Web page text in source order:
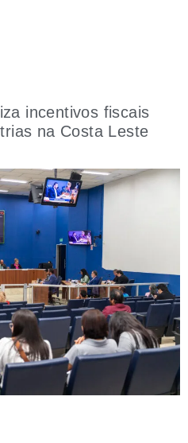
incentivos fiscais
na Costa Leste